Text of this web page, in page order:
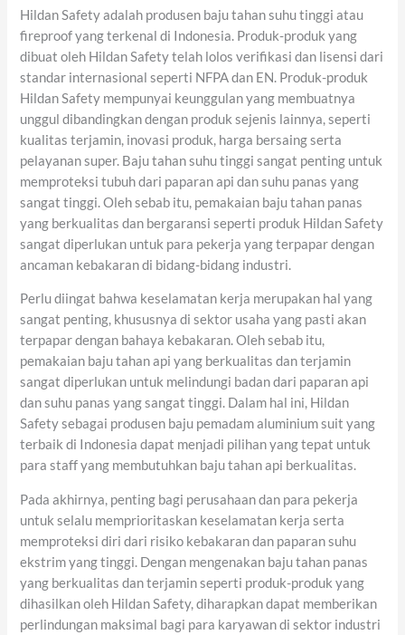
Hildan Safety adalah produsen baju tahan suhu tinggi atau
fireproof yang terkenal di Indonesia. Produk-produk yang
dibuat oleh Hildan Safety telah lolos verifikasi dan lisensi dari
standar internasional seperti NFPA dan EN. Produk-produk
Hildan Safety mempunyai keunggulan yang membuatnya
unggul dibandingkan dengan produk sejenis lainnya, seperti
kualitas terjamin, inovasi produk, harga bersaing serta
pelayanan super. Baju tahan suhu tinggi sangat penting untuk
memproteksi tubuh dari paparan api dan suhu panas yang
sangat tinggi. Oleh sebab itu, pemakaian baju tahan panas
yang berkualitas dan bergaransi seperti produk Hildan Safety
sangat diperlukan untuk para pekerja yang terpapar dengan
ancaman kebakaran di bidang-bidang industri.
Perlu diingat bahwa keselamatan kerja merupakan hal yang
sangat penting, khususnya di sektor usaha yang pasti akan
terpapar dengan bahaya kebakaran. Oleh sebab itu,
pemakaian baju tahan api yang berkualitas dan terjamin
sangat diperlukan untuk melindungi badan dari paparan api
dan suhu panas yang sangat tinggi. Dalam hal ini, Hildan
Safety sebagai produsen baju pemadam aluminium suit yang
terbaik di Indonesia dapat menjadi pilihan yang tepat untuk
para staff yang membutuhkan baju tahan api berkualitas.
Pada akhirnya, penting bagi perusahaan dan para pekerja
untuk selalu memprioritaskan keselamatan kerja serta
memproteksi diri dari risiko kebakaran dan paparan suhu
ekstrim yang tinggi. Dengan mengenakan baju tahan panas
yang berkualitas dan terjamin seperti produk-produk yang
dihasilkan oleh Hildan Safety, diharapkan dapat memberikan
perlindungan maksimal bagi para karyawan di sektor industri